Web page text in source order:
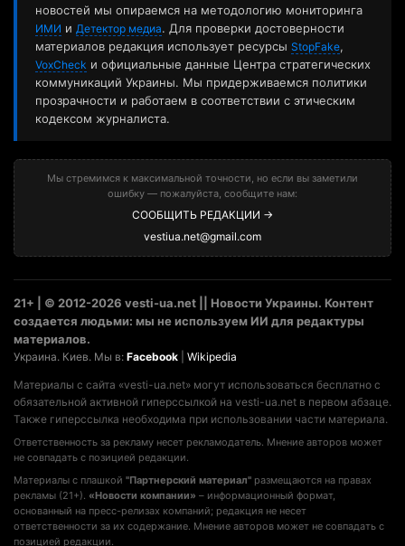
новостей мы опираемся на методологию мониторинга
ИМИ и Детектор медиа. Для проверки достоверности
материалов редакция использует ресурсы StopFake,
VoxCheck и официальные данные Центра стратегических
коммуникаций Украины. Мы придерживаемся политики
прозрачности и работаем в соответствии с этическим
кодексом журналиста.
Мы стремимся к максимальной точности, но если вы заметили
ошибку — пожалуйста, сообщите нам:
СООБЩИТЬ РЕДАКЦИИ →
vestiua.net@gmail.com
21+ | © 2012-2026 vesti-ua.net || Новости Украины. Контент
создается людьми: мы не используем ИИ для редактуры
материалов.
Украина. Киев. Мы в: Facebook Wikipedia
Материалы с сайта «vesti-ua.net» могут использоваться бесплатно с
обязательной активной гиперссылкой на vesti-ua.net в первом абзаце.
Также гиперссылка необходима при использовании части материала.
Ответственность за рекламу несет рекламодатель. Мнение авторов может
не совпадать с позицией редакции.
Материалы с плашкой "Партнерский материал" размещаются на правах
рекламы (21+). «Новости компании» – информационный формат,
основанный на пресс-релизах компаний; редакция не несет
ответственности за их содержание. Мнение авторов может не совпадать с
позицией редакции.